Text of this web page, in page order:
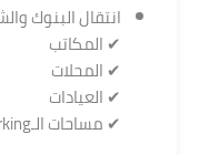
انتقال البنوك
✔ المكاتب
✔ المحلات
✔ العيادات
✔ مساحات الـCo-working